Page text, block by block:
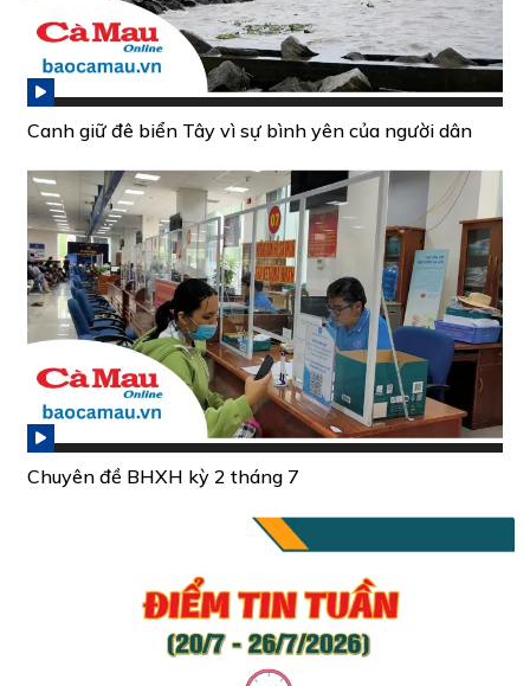
Canh giữ đê biển Tây vì sự bình yên của người dân
Chuyên đề BHXH kỳ 2 tháng 7